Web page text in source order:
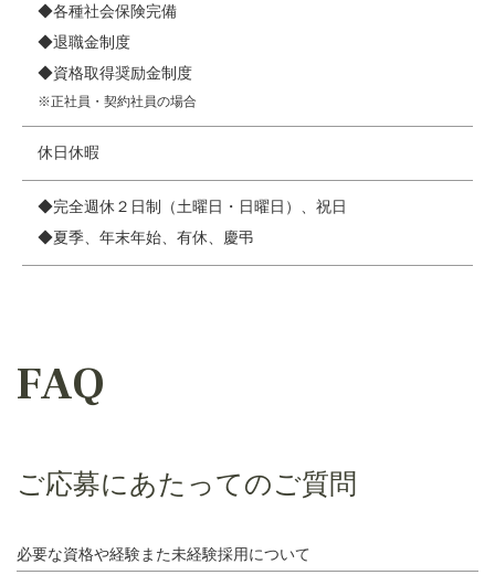
◆各種社会保険完備
◆退職金制度
◆資格取得奨励金制度
※正社員・契約社員の場合
休日休暇
◆完全週休２日制（土曜日・日曜日）、祝日
◆夏季、年末年始、有休、慶弔
FAQ
ご応募にあたってのご質問
必要な資格や経験また未経験採用について